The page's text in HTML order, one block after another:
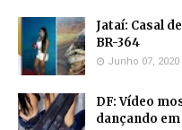
Jataí: Casal
BR-364
Junho 07, 2020
DF: Vídeo
dançando